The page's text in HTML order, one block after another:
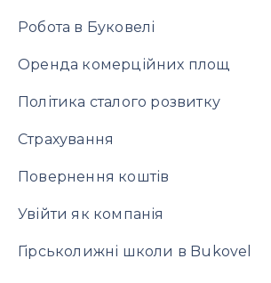
Робота в Буковелі
Оренда комерційних площ
Політика сталого розвитку
Страхування
Повернення коштів
Увійти як компанія
Гірськолижні школи в Bukovel